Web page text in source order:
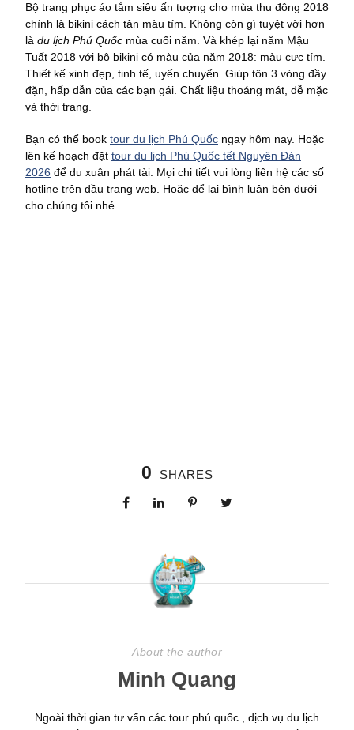
Bộ trang phục áo tắm siêu ấn tượng cho mùa thu đông 2018
chính là bikini cách tân màu tím. Không còn gì tuyệt vời hơn
là du lịch Phú Quốc mùa cuối năm. Và khép lại năm Mậu
Tuất 2018 với bộ bikini có màu của năm 2018: màu cực tím.
Thiết kế xinh đẹp, tinh tế, uyển chuyển. Giúp tôn 3 vòng đầy
đặn, hấp dẫn của các bạn gái. Chất liệu thoáng mát, dễ mặc
và thời trang.
Bạn có thể book tour du lịch Phú Quốc ngay hôm nay. Hoặc
lên kế hoạch đặt tour du lịch Phú Quốc tết Nguyên Đán
2026 để du xuân phát tài. Mọi chi tiết vui lòng liên hệ các số
hotline trên đầu trang web. Hoặc để lại bình luận bên dưới
cho chúng tôi nhé.
0 SHARES
About the author
Minh Quang
Ngoài thời gian tư vấn các tour phú quốc , dịch vụ du lịch